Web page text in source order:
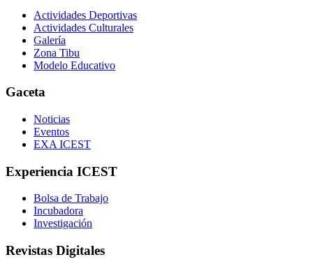
Actividades Deportivas
Actividades Culturales
Galería
Zona Tibu
Modelo Educativo
Gaceta
Noticias
Eventos
EXA ICEST
Experiencia ICEST
Bolsa de Trabajo
Incubadora
Investigación
Revistas Digitales